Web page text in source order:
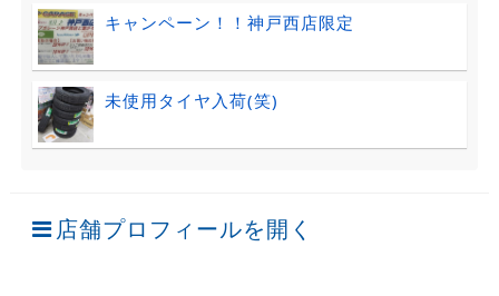
キャンペーン！！神戸西店限定
未使用タイヤ入荷(笑)
店舗プロフィールを開く